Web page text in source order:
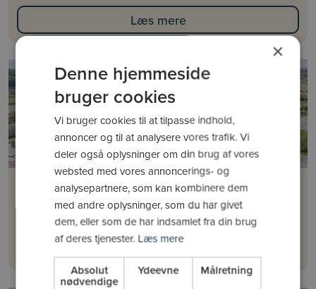
Læs mere
HIVO
Handicapidræt
Læs mere
×
Denne hjemmeside
bruger cookies
Vi bruger cookies til at tilpasse indhold,
annoncer og til at analysere vores trafik. Vi
deler også oplysninger om din brug af vores
websted med vores annoncerings- og
analysepartnere, som kan kombinere dem
med andre oplysninger, som du har givet
dem, eller som de har indsamlet fra din brug
af deres tjenester.Læs mere
Absolut
nødvendige
Ydeevne Målretning